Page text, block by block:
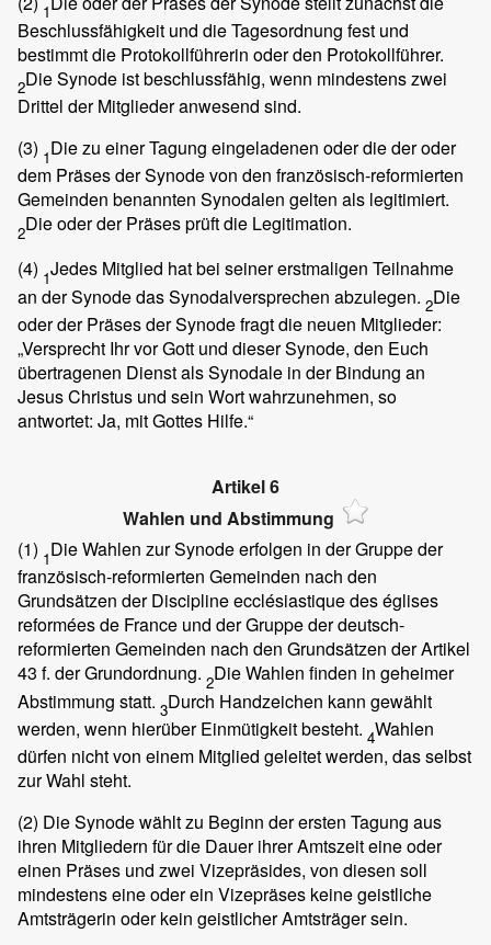
1
Beschlussfähigkeit und die Tagesordnung fest und
bestimmt die Protokollführerin oder den Protokollführer.
2Die Synode ist beschlussfähig, wenn mindestens zwei
Drittel der Mitglieder anwesend sind.
(3) 1Die zu einer Tagung eingeladenen oder die der oder
dem Präses der Synode von den französisch-reformierten
Gemeinden benannten Synodalen gelten als legitimiert.
2Die oder der Präses prüft die Legitimation.
(4) 1Jedes Mitglied hat bei seiner erstmaligen Teilnahme
an der Synode das Synodalversprechen abzulegen. 2Die
oder der Präses der Synode fragt die neuen Mitglieder:
„Versprecht Ihr vor Gott und dieser Synode, den Euch
übertragenen Dienst als Synodale in der Bindung an
Jesus Christus und sein Wort wahrzunehmen, so
antwortet: Ja, mit Gottes Hilfe.“
Artikel 6
Wahlen und Abstimmung
(1) 1Die Wahlen zur Synode erfolgen in der Gruppe der
französisch-reformierten Gemeinden nach den
Grundsätzen der Discipline ecclésiastique des églises
reformées de France und der Gruppe der deutsch-
reformierten Gemeinden nach den Grundsätzen der Artikel
43 f. der Grundordnung. 2Die Wahlen finden in geheimer
Abstimmung statt. 3Durch Handzeichen kann gewählt
werden, wenn hierüber Einmütigkeit besteht. 4Wahlen
dürfen nicht von einem Mitglied geleitet werden, das selbst
zur Wahl steht.
(2) Die Synode wählt zu Beginn der ersten Tagung aus
ihren Mitgliedern für die Dauer ihrer Amtszeit eine oder
einen Präses und zwei Vizepräsides, von diesen soll
mindestens eine oder ein Vizepräses keine geistliche
Amtsträgerin oder kein geistlicher Amtsträger sein.